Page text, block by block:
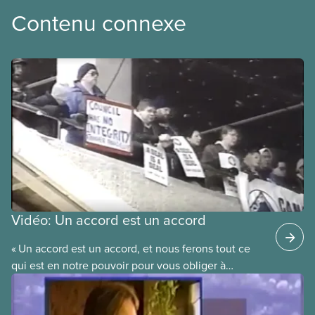
Contenu connexe
Vidéo: Un accord est un accord
« Un accord est un accord, et nous ferons tout ce
qui est en notre pouvoir pour vous obliger à
respecter cet accord. » C’est la promesse faite par
le futur président national du SCFP, Paul Moist, au